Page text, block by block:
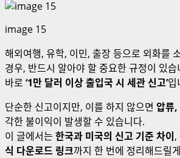
image 15
해외여행, 유학, 이민, 출장 등으로 외화를
경우, 반드시 알아야 할 중요한 규정이 있습
바로 ‘1만 달러 이상 출입국 시 세관 신고’입
단순한 신고이지만, 이를 하지 않으면 압류,
각한 불이익이 발생할 수 있습니다.
이 글에서는 한국과 미국의 신고 기준 차이,
식 다운로드 링크까지 한 번에 정리해드릴